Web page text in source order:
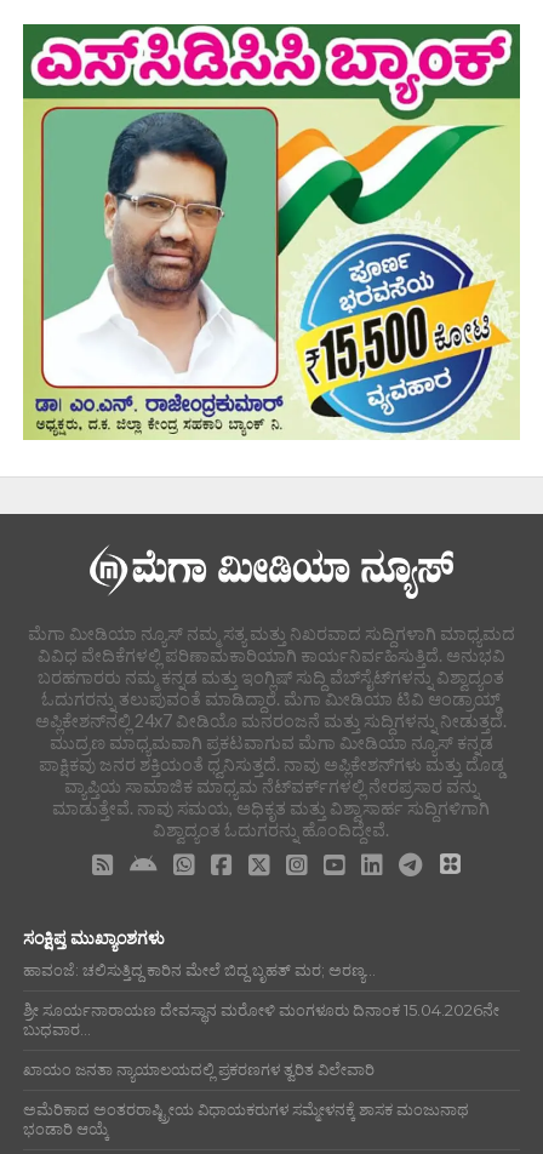
ಮೆಗಾ ಮೀಡಿಯಾ ನ್ಯೂಸ್ ನಮ್ಮ ಸತ್ಯ ಮತ್ತು ನಿಖರವಾದ ಸುದ್ದಿಗಳಾಗಿ ಮಾಧ್ಯಮದ
ವಿವಿಧ ವೇದಿಕೆಗಳಲ್ಲಿ ಪರಿಣಾಮಕಾರಿಯಾಗಿ ಕಾರ್ಯನಿರ್ವಹಿಸುತ್ತಿದೆ. ಅನುಭವಿ
ಬರಹಗಾರರು ನಮ್ಮ ಕನ್ನಡ ಮತ್ತು ಇಂಗ್ಲಿಷ್ ಸುದ್ದಿ ವೆಬ್‌ಸೈಟ್‌ಗಳನ್ನು ವಿಶ್ವಾದ್ಯಂತ
ಓದುಗರನ್ನು ತಲುಪುವಂತೆ ಮಾಡಿದ್ದಾರೆ. ಮೆಗಾ ಮೀಡಿಯಾ ಟಿವಿ ಆಂಡ್ರಾಯ್ಡ್
ಅಪ್ಲಿಕೇಶನ್‌ನಲ್ಲಿ 24x7 ವೀಡಿಯೊ ಮನರಂಜನೆ ಮತ್ತು ಸುದ್ದಿಗಳನ್ನು ನೀಡುತ್ತದೆ.
ಮುದ್ರಣ ಮಾಧ್ಯಮವಾಗಿ ಪ್ರಕಟವಾಗುವ ಮೆಗಾ ಮೀಡಿಯಾ ನ್ಯೂಸ್ ಕನ್ನಡ
ಪಾಕ್ಷಿಕವು ಜನರ ಶಕ್ತಿಯಂತೆ ಧ್ವನಿಸುತ್ತದೆ. ನಾವು ಅಪ್ಲಿಕೇಶನ್‌ಗಳು ಮತ್ತು ದೊಡ್ಡ
ವ್ಯಾಪ್ತಿಯ ಸಾಮಾಜಿಕ ಮಾಧ್ಯಮ ನೆಟ್‌ವರ್ಕ್‌ಗಳಲ್ಲಿ ನೇರಪ್ರಸಾರ ವನ್ನು
ಮಾಡುತ್ತೇವೆ. ನಾವು ಸಮಯ, ಅಧಿಕೃತ ಮತ್ತು ವಿಶ್ವಾಸಾರ್ಹ ಸುದ್ದಿಗಳಿಗಾಗಿ
ವಿಶ್ವಾದ್ಯಂತ ಓದುಗರನ್ನು ಹೊಂದಿದ್ದೇವೆ.
ಸಂಕ್ಷಿಪ್ತ ಮುಖ್ಯಾಂಶಗಳು
ಹಾವಂಜೆ: ಚಲಿಸುತ್ತಿದ್ದ ಕಾರಿನ ಮೇಲೆ ಬಿದ್ದ ಬೃಹತ್ ಮರ; ಅರಣ್ಯ...
ಶ್ರೀ ಸೂರ್ಯನಾರಾಯಣ ದೇವಸ್ಥಾನ ಮರೋಳಿ ಮಂಗಳೂರು ದಿನಾಂಕ 15.04.2026ನೇ
ಬುಧವಾರ...
ಖಾಯಂ ಜನತಾ ನ್ಯಾಯಾಲಯದಲ್ಲಿ ಪ್ರಕರಣಗಳ ತ್ವರಿತ ವಿಲೇವಾರಿ
ಅಮೆರಿಕಾದ ಅಂತರರಾಷ್ಟ್ರೀಯ ವಿಧಾಯಕರುಗಳ ಸಮ್ಮೇಳನಕ್ಕೆ ಶಾಸಕ ಮಂಜುನಾಥ
ಭಂಡಾರಿ ಆಯ್ಕೆ